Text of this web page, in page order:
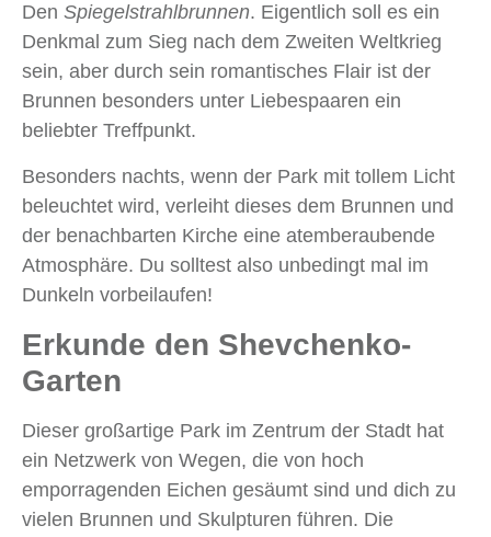
Den Spiegelstrahlbrunnen. Eigentlich soll es ein
Denkmal zum Sieg nach dem Zweiten Weltkrieg
sein, aber durch sein romantisches Flair ist der
Brunnen besonders unter Liebespaaren ein
beliebter Treffpunkt.
Besonders nachts, wenn der Park mit tollem Licht
beleuchtet wird, verleiht dieses dem Brunnen und
der benachbarten Kirche eine atemberaubende
Atmosphäre. Du solltest also unbedingt mal im
Dunkeln vorbeilaufen!
Erkunde den Shevchenko-
Garten
Dieser großartige Park im Zentrum der Stadt hat
ein Netzwerk von Wegen, die von hoch
emporragenden Eichen gesäumt sind und dich zu
vielen Brunnen und Skulpturen führen. Die